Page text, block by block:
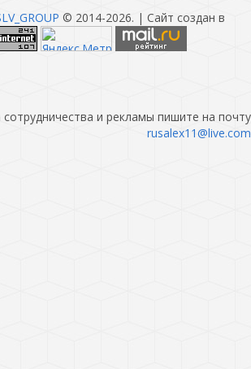
© 2014-2026. | Сайт создан в
и рекламы пишите на почту
rusalex11@live.com